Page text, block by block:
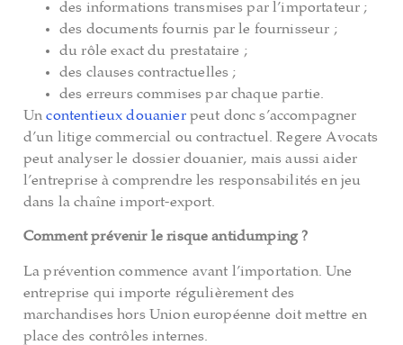
des informations transmises par l’importateur ;
des documents fournis par le fournisseur ;
du rôle exact du prestataire ;
des clauses contractuelles ;
des erreurs commises par chaque partie.
Uncontentieux douanierpeut donc s’accompagner
d’un litige commercial ou contractuel. Regere Avocats
peut analyser le dossier douanier, mais aussi aider
l’entreprise à comprendre les responsabilités en jeu
dans la chaîne import-export.
Comment prévenir le risque antidumping ?
La prévention commence avant l’importation. Une
entreprise qui importe régulièrement des
marchandises hors Union européenne doit mettre en
place des contrôles internes.